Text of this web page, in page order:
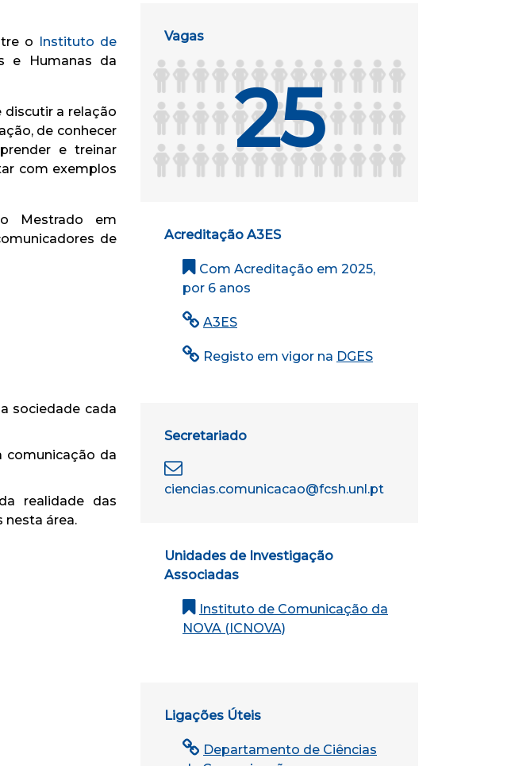
o Instituto de
e Humanas da
a relação
de conhecer
e treinar
com exemplos
Mestrado em
de
sociedade cada
comunicação da
realidade das
área.
Vagas
25
Acreditação A3ES
Com Acreditação em 2025,
por 6 anos
A3ES
Registo em vigor na DGES
Secretariado
ciencias.comunicacao@fcsh.unl.pt
Unidades de Investigação
Associadas
Instituto de Comunicação da
NOVA (ICNOVA)
Ligações Úteis
Departamento de Ciências